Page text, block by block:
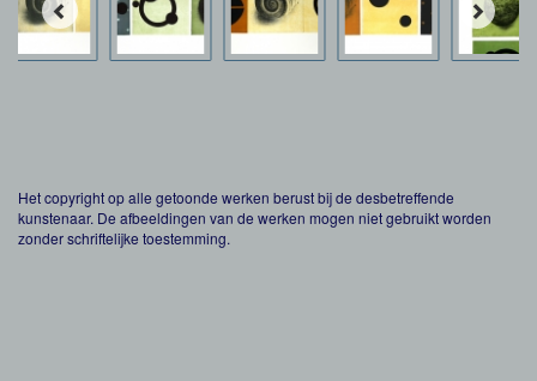
Het copyright op alle getoonde werken berust bij de desbetreffende
kunstenaar. De afbeeldingen van de werken mogen niet gebruikt worden
zonder schriftelijke toestemming.